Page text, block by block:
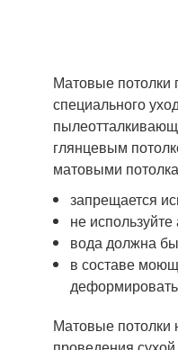
Матовые потолки
специального
глянцевым
матовыми
запрещается
не
вода должна
в составе
Матовые потолки